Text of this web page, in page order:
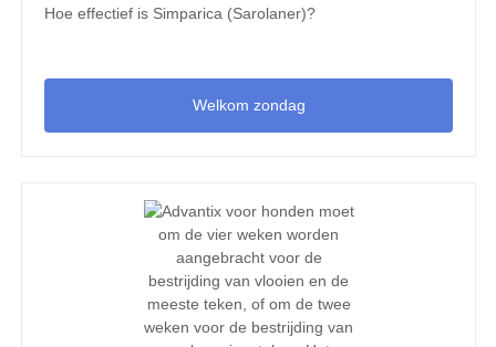
Hoe effectief is Simparica (Sarolaner)?
Welkom zondag